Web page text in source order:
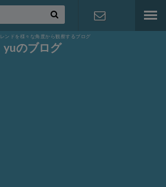
ンドを様々な角度から観察するブログ
yuのブログ